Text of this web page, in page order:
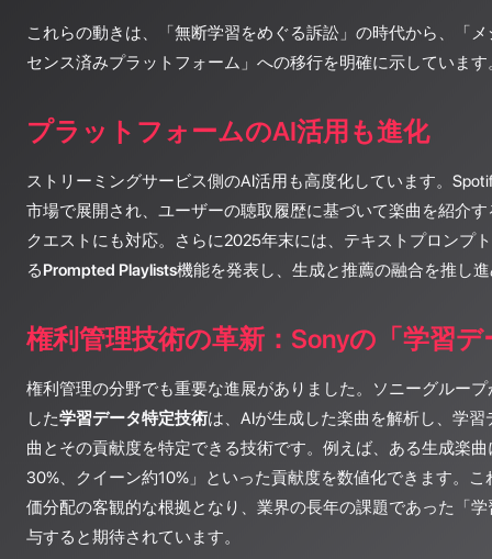
これらの動きは、「無断学習をめぐる訴訟」の時代から、「
センス済みプラットフォーム」への移行を明確に示しています
プラットフォームのAI活用も進化
ストリーミングサービス側のAI活用も高度化しています。
市場で展開され、ユーザーの聴取履歴に基づいて楽曲を紹介
クエストにも対応。さらに2025年末には、テキストプロンプ
るPrompted Playlists機能を発表し、生成と推薦の融合を推し
権利管理技術の革新：Sonyの「学習
権利管理の分野でも重要な進展がありました。ソニーグルー
した学習データ特定技術は、AIが生成した楽曲を解析し、学
曲とその貢献度を特定できる技術です。例えば、ある生成楽
30%、クイーン約10%」といった貢献度を数値化できます。
価分配の客観的な根拠となり、業界の長年の課題であった「
与すると期待されています。